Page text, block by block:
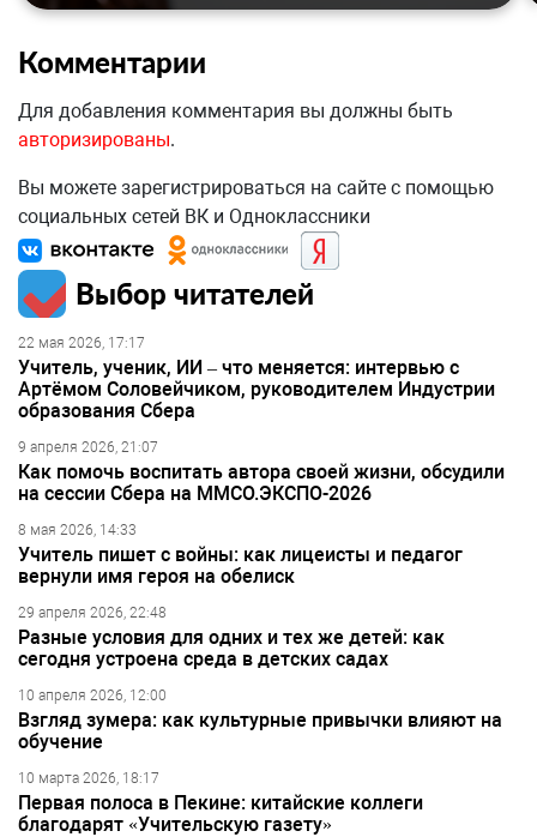
Комментарии
Для добавления комментария вы должны быть
авторизированы.
Вы можете зарегистрироваться на сайте с помощью
социальных сетей ВК и Одноклассники
Выбор читателей
22 мая 2026, 17:17
Учитель, ученик, ИИ – что меняется: интервью с
Артёмом Соловейчиком, руководителем Индустрии
образования Сбера
9 апреля 2026, 21:07
Как помочь воспитать автора своей жизни, обсудили
на сессии Сбера на ММСО.ЭКСПО-2026
8 мая 2026, 14:33
Учитель пишет с войны: как лицеисты и педагог
вернули имя героя на обелиск
29 апреля 2026, 22:48
Разные условия для одних и тех же детей: как
сегодня устроена среда в детских садах
10 апреля 2026, 12:00
Взгляд зумера: как культурные привычки влияют на
обучение
10 марта 2026, 18:17
Первая полоса в Пекине: китайские коллеги
благодарят «Учительскую газету»